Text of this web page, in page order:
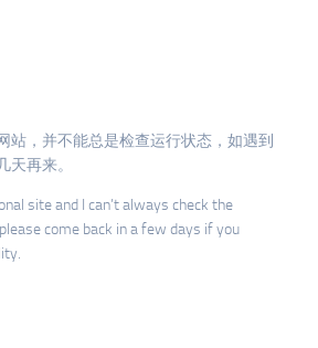
站，并不能总是检查运行状态，如遇到
天再来。
site and I can’t always check the
come back in a few days if you